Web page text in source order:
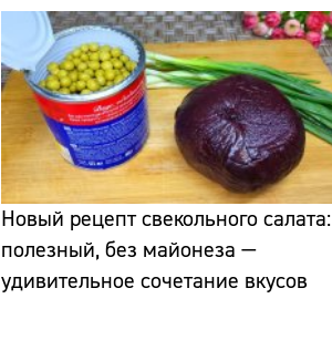
Новый рецепт свекольного салата:
полезный, без майонеза —
удивительное сочетание вкусов